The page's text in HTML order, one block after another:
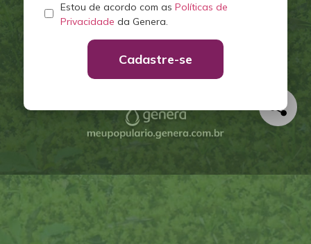
Estou de acordo com as Políticas de
Privacidade da Genera.